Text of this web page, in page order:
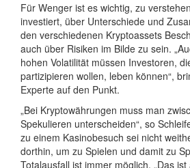
Für Wenger ist es wichtig, zu
investiert, über Unterschiede und
den verschiedenen Kryptoassets
auch über Risiken im Bilde zu sein.
hohen Volatilität müssen Investoren,
partizipieren wollen, leben können“,
Experte auf den Punkt.
„Bei Kryptowährungen muss man
Spekulieren unterscheiden“, so
zu einem Kasinobesuch sei nicht
dorthin, um zu Spielen und damit zu
Totalausfall ist immer möglich. „Das